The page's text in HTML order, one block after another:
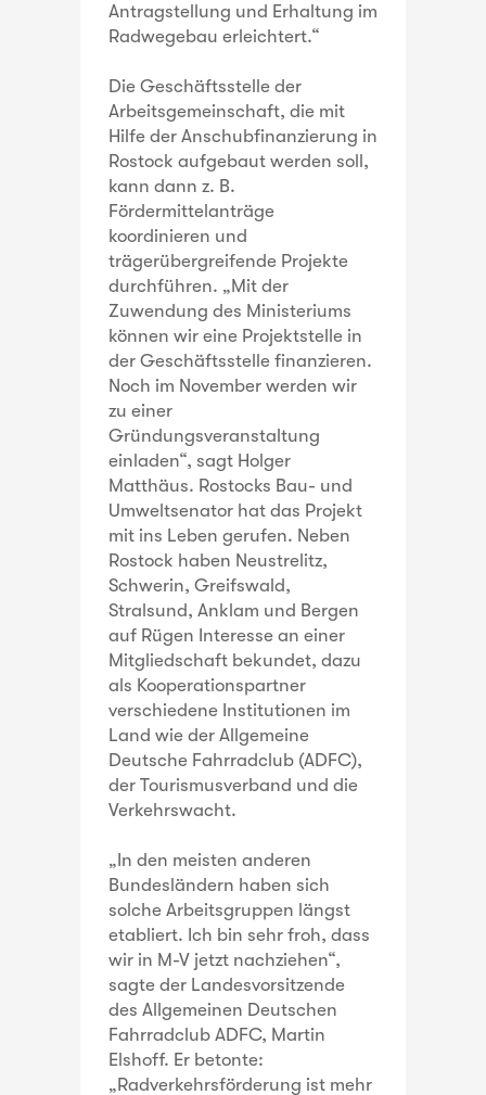
Antragstellung und Erhaltung im
Radwegebau erleichtert.“
Die Geschäftsstelle der
Arbeitsgemeinschaft, die mit
Hilfe der Anschubfinanzierung in
Rostock aufgebaut werden soll,
kann dann z. B.
Fördermittelanträge
koordinieren und
trägerübergreifende Projekte
durchführen. „Mit der
Zuwendung des Ministeriums
können wir eine Projektstelle in
der Geschäftsstelle finanzieren.
Noch im November werden wir
zu einer
Gründungsveranstaltung
einladen“, sagt Holger
Matthäus. Rostocks Bau- und
Umweltsenator hat das Projekt
mit ins Leben gerufen. Neben
Rostock haben Neustrelitz,
Schwerin, Greifswald,
Stralsund, Anklam und Bergen
auf Rügen Interesse an einer
Mitgliedschaft bekundet, dazu
als Kooperationspartner
verschiedene Institutionen im
Land wie der Allgemeine
Deutsche Fahrradclub (ADFC),
der Tourismusverband und die
Verkehrswacht.
„In den meisten anderen
Bundesländern haben sich
solche Arbeitsgruppen längst
etabliert. Ich bin sehr froh, dass
wir in M-V jetzt nachziehen“,
sagte der Landesvorsitzende
des Allgemeinen Deutschen
Fahrradclub ADFC, Martin
Elshoff. Er betonte:
„Radverkehrsförderung ist mehr